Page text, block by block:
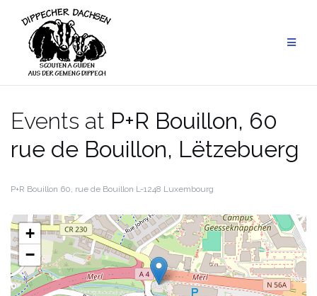
content
Events at P+R Bouillon, 60
rue de Bouillon, Lëtzebuerg
P+R Bouillon 60, rue de Bouillon L-1248 Luxembourg
+
−